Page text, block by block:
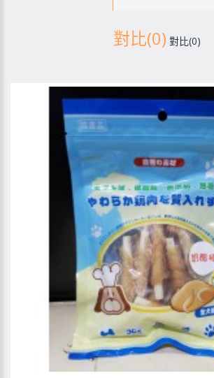
對比(0) 對比(0)